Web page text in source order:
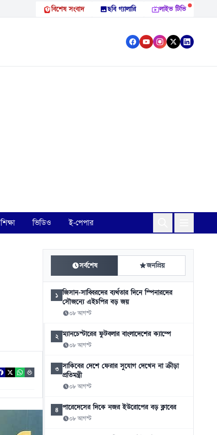
বিশেষ সংবাদ ছবি গ্যালারি লাইভ টিভি
শিক্ষা ভিডিও ই-পেপার
সর্বশেষ জনপ্রিয়
১ জিসান-সাব্বিরদের ব্যর্থতার দিনে স্পিনারদের
সৌজন্যে এইচপির বড় জয়
০৮ আগস্ট
২ ম্যানচেস্টারের ফুটবলার বাংলাদেশের ক্যাম্পে
০৮ আগস্ট
৩ সাকিবের দেশে ফেরার সুযোগ দেখেন না ক্রীড়া
প্রতিমন্ত্রী
০৮ আগস্ট
৪ পারেদেসের দিকে নজর ইউরোপের বড় ক্লাবের
০৮ আগস্ট